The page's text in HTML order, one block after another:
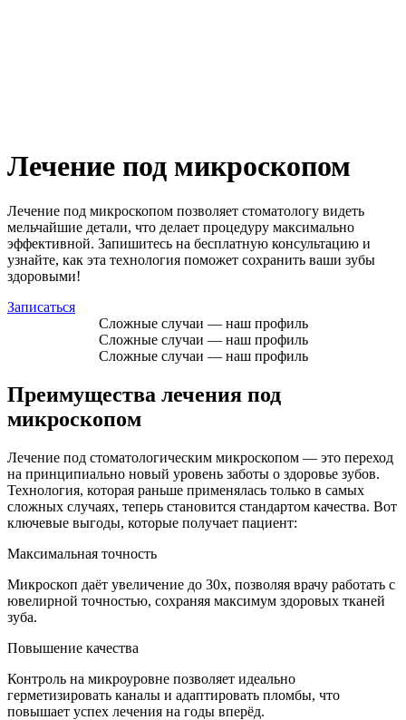
Лечение под микроскопом
Лечение под микроскопом позволяет стоматологу видеть
мельчайшие детали, что делает процедуру максимально
эффективной. Запишитесь на бесплатную консультацию и
узнайте, как эта технология поможет сохранить ваши зубы
здоровыми!
Записаться
Сложные случаи — наш профиль
Сложные случаи — наш профиль
Сложные случаи — наш профиль
Преимущества лечения под
микроскопом
Лечение под стоматологическим микроскопом — это переход
на принципиально новый уровень заботы о здоровье зубов.
Технология, которая раньше применялась только в самых
сложных случаях, теперь становится стандартом качества. Вот
ключевые выгоды, которые получает пациент:
Максимальная точность
Микроскоп даёт увеличение до 30x, позволяя врачу работать с
ювелирной точностью, сохраняя максимум здоровых тканей
зуба.
Повышение качества
Контроль на микроуровне позволяет идеально
герметизировать каналы и адаптировать пломбы, что
повышает успех лечения на годы вперёд.